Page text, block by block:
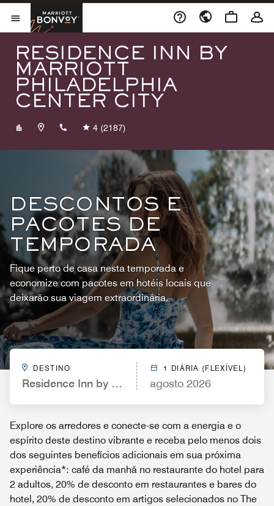
Skip to Content
Abrir menu
Marriott Bonvoy
RESIDENCE INN BY
MARRIOTT
PHILADELPHIA
CENTER CITY
+12155570005
4 (2187)
DESCONTOS E
PACOTES DE
TEMPORADA
Fique perto de casa nesta temporada e
economize com pacotes em hotéis locais que
deixarão sua viagem extraordinária.
DESTINO
Residence Inn by Marriott Philadelphia Center City
1 DIÁRIA (FLEXÍVEL)
agosto 2026
Explore os arredores e conecte-se com a energia e o
espírito deste destino vibrante e receba pelo menos dois
dos seguintes benefícios adicionais em sua próxima
experiência*: café da manhã no restaurante do hotel para
2 adultos, 20% de desconto em restaurantes e bares do
hotel, 20% de desconto em artigos selecionados no The